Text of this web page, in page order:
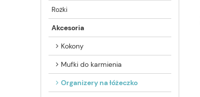
Rożki
Akcesoria
Kokony
Mufki do karmienia
Organizery na łóżeczko